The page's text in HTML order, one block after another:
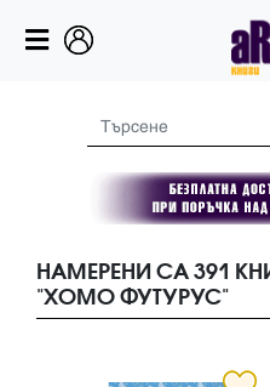
НАМЕРЕНИ СА 391
"ХОМО ФУТУРУС"